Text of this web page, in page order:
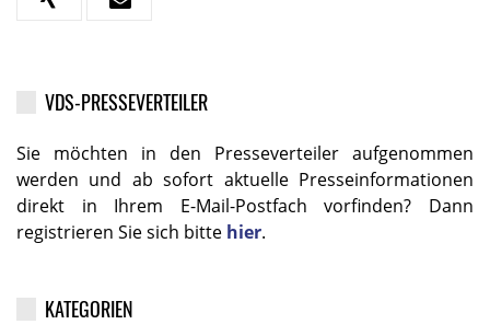
VDS-PRESSEVERTEILER
Sie möchten in den Presseverteiler aufgenommen
werden und ab sofort aktuelle Presseinformationen
direkt in Ihrem E-Mail-Postfach vorfinden? Dann
registrieren Sie sich bitte hier.
KATEGORIEN